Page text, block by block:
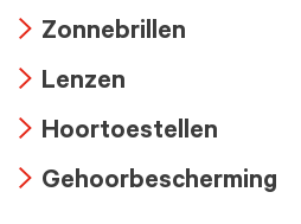
icon
icon
Zonnebrillen
icon
Lenzen
icon
Hoortoestellen
Gehoorbescherming